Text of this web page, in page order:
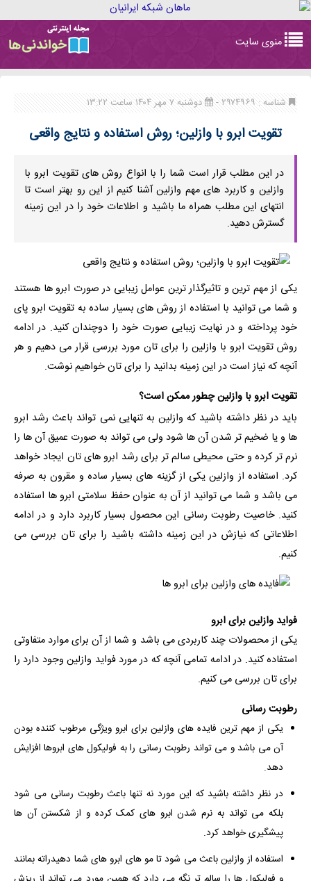
navigation
منوی سایت
شناسه : ۲۹۷۴۹۶۹ - دوشنبه ۷ مهر ۱۴۰۴ ساعت ۱۳:۲۲
تقویت ابرو با وازلین؛ روش استفاده و نتایج واقعی
در این مطلب قرار است شما را با انواع روش های تقویت ابرو با
وازلین و کاربرد های مهم وازلین آشنا کنیم از این رو بهتر است تا
انتهای این مطلب همراه ما باشید و اطلاعات خود را در این زمینه
گسترش دهید.
یکی از مهم ترین و تاثیرگذار ترین عوامل زیبایی در صورت ابرو ها هستند
و شما می توانید با استفاده از روش های بسیار ساده به تقویت ابرو پای
خود پرداخته و در نهایت زیبایی صورت خود را دوچندان کنید. در ادامه
روش تقویت ابرو با وازلین را برای تان مورد بررسی قرار می دهیم و هر
آنچه که نیاز است در این زمینه بدانید را برای تان خواهیم نوشت.
تقویت ابرو با وازلین چطور ممکن است؟
باید در نظر داشته باشید که وازلین به تنهایی نمی تواند باعث رشد ابرو
ها و یا ضخیم تر شدن آن ها شود ولی می تواند به صورت عمیق آن ها را
نرم‌ تر کرده و حتی محیطی سالم تر برای رشد ابرو های تان ایجاد خواهد
کرد. استفاده از وازلین یکی از گزینه های بسیار ساده و مقرون به صرفه
می باشد و شما می توانید از آن به عنوان حفظ سلامتی ابرو ها استفاده
کنید. خاصیت رطوبت رسانی این محصول بسیار کاربرد دارد و در ادامه
اطلاعاتی که نیازش در این زمینه داشته باشید را برای تان بررسی می
کنیم.
فواید وازلین برای ابرو
یکی از محصولات چند کاربردی می باشد و شما از آن برای موارد متفاوتی
استفاده کنید. در ادامه تمامی آنچه که در مورد فواید وازلین وجود دارد را
برای تان بررسی می کنیم.
رطوبت رسانی
یکی از مهم ترین فایده های وازلین برای ابرو ویژگی مرطوب کننده بودن
آن می باشد و می تواند رطوبت رسانی را به فولیکول های ابروها افزایش
دهد.
در نظر داشته باشید که این مورد نه تنها باعث رطوبت رسانی می شود
بلکه می تواند به نرم شدن ابرو های کمک کرده و از شکستن آن ها
پیشگیری خواهد کرد.
استفاده از وازلین باعث می شود تا مو های ابرو های شما دهیدراته بمانند